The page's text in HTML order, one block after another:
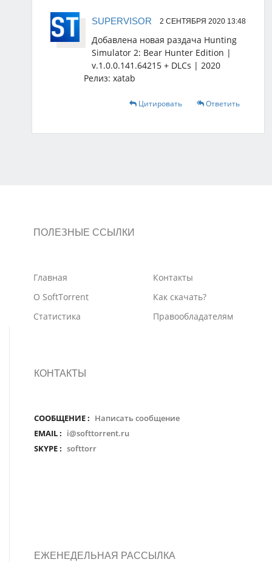
SUPERVISOR 2 СЕНТЯБРЯ 2020 13:48
Добавлена новая раздача Hunting
Simulator 2: Bear Hunter Edition |
v.1.0.0.141.64215 + DLCs | 2020
Релиз: xatab
Цитировать Ответить
ПОЛЕЗНЫЕ ССЫЛКИ
Главная
О SoftTorrent
Статистика
Контакты
Как скачать?
Правообладателям
КОНТАКТЫ
СООБЩЕНИЕ : Написать сообщение
EMAIL : i@softtorrent.ru
SKYPE : softtorr
ЕЖЕНЕДЕЛЬНАЯ РАССЫЛКА